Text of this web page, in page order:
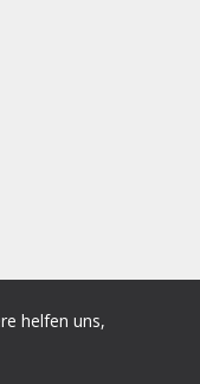
helfen uns,